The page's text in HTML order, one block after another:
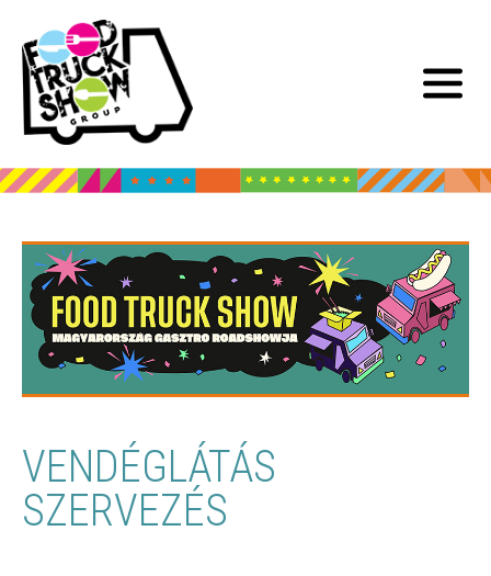
VENDÉGLÁTÁS
SZERVEZÉS